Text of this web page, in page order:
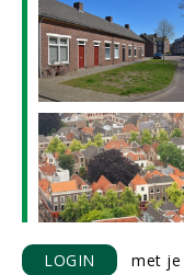
LOGIN met je